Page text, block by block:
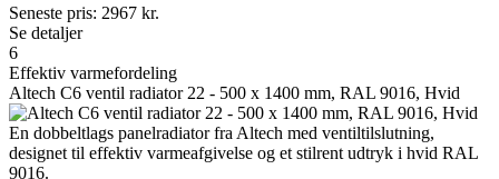
Seneste pris: 2967 kr.
Se detaljer
6
Effektiv varmefordeling
Altech C6 ventil radiator 22 - 500 x 1400 mm, RAL 9016, Hvid
En dobbeltlags panelradiator fra Altech med ventiltilslutning,
designet til effektiv varmeafgivelse og et stilrent udtryk i hvid RAL
9016.